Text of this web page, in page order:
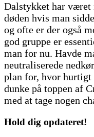
Dalstykket har været
døden hvis man
og ofte er der også
god gruppe er
man for nu. Havde
neutraliserede
plan for, hvor
dunke på toppen af
med at tage nogen
Hold dig opdateret!